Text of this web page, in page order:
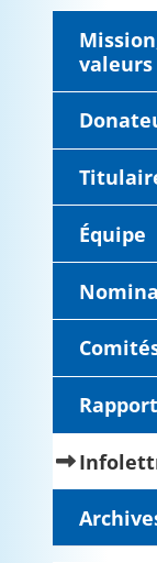
valeurs
Équipe